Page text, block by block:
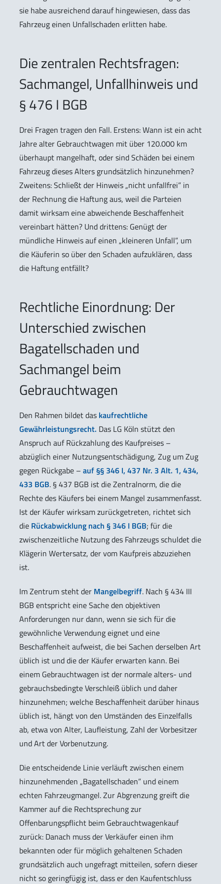
sie habe ausreichend darauf hingewiesen, dass das
Fahrzeug einen Unfallschaden erlitten habe.
Die zentralen Rechtsfragen:
Sachmangel, Unfallhinweis und
§ 476 I BGB
Drei Fragen tragen den Fall. Erstens: Wann ist ein acht
Jahre alter Gebrauchtwagen mit über 120.000 km
überhaupt mangelhaft, oder sind Schäden bei einem
Fahrzeug dieses Alters grundsätzlich hinzunehmen?
Zweitens: Schließt der Hinweis „nicht unfallfrei” in
der Rechnung die Haftung aus, weil die Parteien
damit wirksam eine abweichende Beschaffenheit
vereinbart hätten? Und drittens: Genügt der
mündliche Hinweis auf einen „kleineren Unfall”, um
die Käuferin so über den Schaden aufzuklären, dass
die Haftung entfällt?
Rechtliche Einordnung: Der
Unterschied zwischen
Bagatellschaden und
Sachmangel beim
Gebrauchtwagen
Den Rahmen bildet das kaufrechtliche
Gewährleistungsrecht. Das LG Köln stützt den
Anspruch auf Rückzahlung des Kaufpreises –
abzüglich einer Nutzungsentschädigung, Zug um Zug
gegen Rückgabe – auf §§ 346 I, 437 Nr. 3 Alt. 1, 434,
433 BGB. § 437 BGB ist die Zentralnorm, die die
Rechte des Käufers bei einem Mangel zusammenfasst.
Ist der Käufer wirksam zurückgetreten, richtet sich
die Rückabwicklung nach § 346 I BGB; für die
zwischenzeitliche Nutzung des Fahrzeugs schuldet die
Klägerin Wertersatz, der vom Kaufpreis abzuziehen
ist.
Im Zentrum steht der Mangelbegriff. Nach § 434 III
BGB entspricht eine Sache den objektiven
Anforderungen nur dann, wenn sie sich für die
gewöhnliche Verwendung eignet und eine
Beschaffenheit aufweist, die bei Sachen derselben Art
üblich ist und die der Käufer erwarten kann. Bei
einem Gebrauchtwagen ist der normale alters- und
gebrauchsbedingte Verschleiß üblich und daher
hinzunehmen; welche Beschaffenheit darüber hinaus
üblich ist, hängt von den Umständen des Einzelfalls
ab, etwa von Alter, Laufleistung, Zahl der Vorbesitzer
und Art der Vorbenutzung.
Die entscheidende Linie verläuft zwischen einem
hinzunehmenden „Bagatellschaden” und einem
echten Fahrzeugmangel. Zur Abgrenzung greift die
Kammer auf die Rechtsprechung zur
Offenbarungspflicht beim Gebrauchtwagenkauf
zurück: Danach muss der Verkäufer einen ihm
bekannten oder für möglich gehaltenen Schaden
grundsätzlich auch ungefragt mitteilen, sofern dieser
nicht so geringfügig ist, dass er den Kaufentschluss